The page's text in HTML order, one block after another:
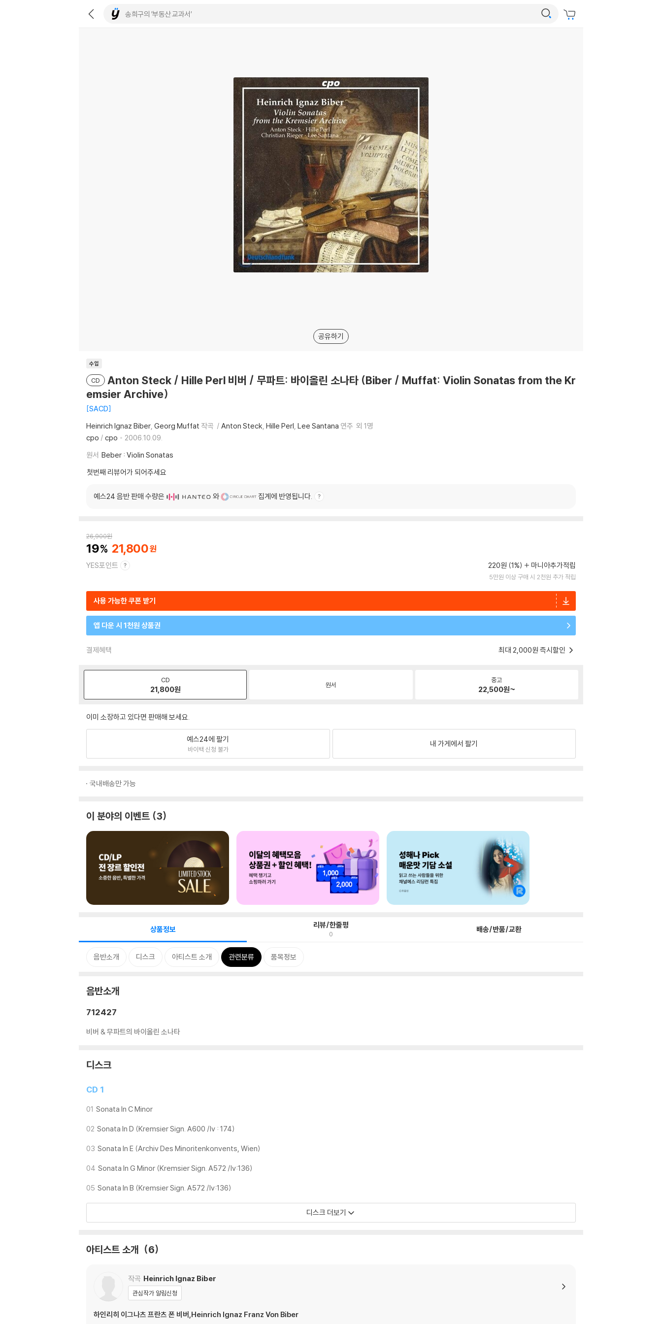
공유하기
수입
CD
Anton Steck / Hille Perl 비버 / 무파트: 바이올린 소나타 (Biber / Muffat: Violin Sonatas from the Kr
emsier Archive)
SACD
Heinrich Ignaz Biber Georg Muffat 작곡 Anton Steck Hille Perl Lee Santana 연주 외 1명
cpo / cpo
2006.10.09.
원서 Beber : Violin Sonatas
첫번째 리뷰어가 되어주세요
예스24 음반 판매 수량은 와 집계에 반영됩니다.
26,900원
19 21,800
YES포인트 220원 (1%) 마니아추가적립
5만원 이상 구매 시 2천원 추가 적립
사용 가능한 쿠폰 받기
앱 다운 시 1천원 상품권
결제혜택 최대 2,000원 즉시할인
CD
21,800원 원서
중고
22,500원~
이미 소장하고 있다면 판매해 보세요.
예스24에 팔기
바이백 신청 불가
내 가게에서 팔기
국내배송만 가능
이 분야의 이벤트 3
상품정보 리뷰/한줄평
0 배송/반품/교환
음반소개 디스크 아티스트 소개 관련분류 품목정보
음반소개
712427
비버 & 무파트의 바이올린 소나타
디스크
CD 1
01 Sonata In C Minor
02 Sonata In D (Kremsier Sign. A600 /Iv : 174)
03 Sonata In E (Archiv Des Minoritenkonvents, Wien)
04 Sonata In G Minor (Kremsier Sign. A572 /Iv:136)
05 Sonata In B (Kremsier Sign. A572 /Iv:136)
디스크 더보기
아티스트 소개 6
작곡 Heinrich Ignaz Biber
관심작가 알림신청
하인리히 이그나츠 프란츠 폰 비버,Heinrich Ignaz Franz Von Biber